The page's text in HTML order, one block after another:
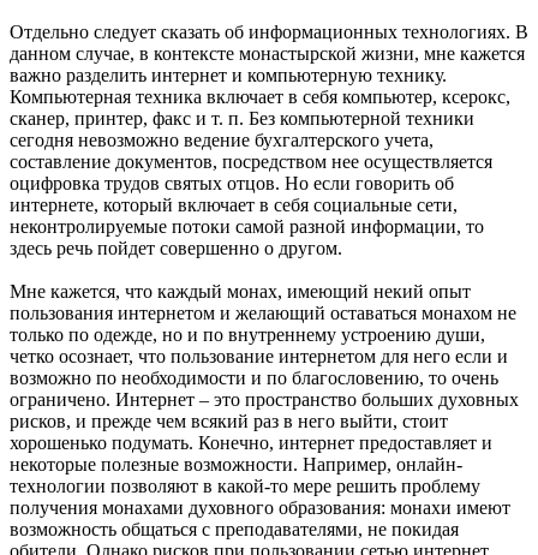
Отдельно следует сказать об информационных технологиях. В
данном случае, в контексте монастырской жизни, мне кажется
важно разделить интернет и компьютерную технику.
Компьютерная техника включает в себя компьютер, ксерокс,
сканер, принтер, факс и т. п. Без компьютерной техники
сегодня невозможно ведение бухгалтерского учета,
составление документов, посредством нее осуществляется
оцифровка трудов святых отцов. Но если говорить об
интернете, который включает в себя социальные сети,
неконтролируемые потоки самой разной информации, то
здесь речь пойдет совершенно о другом.
Мне кажется, что каждый монах, имеющий некий опыт
пользования интернетом и желающий оставаться монахом не
только по одежде, но и по внутреннему устроению души,
четко осознает, что пользование интернетом для него если и
возможно по необходимости и по благословению, то очень
ограничено. Интернет – это пространство больших духовных
рисков, и прежде чем всякий раз в него выйти, стоит
хорошенько подумать. Конечно, интернет предоставляет и
некоторые полезные возможности. Например, онлайн-
технологии позволяют в какой-то мере решить проблему
получения монахами духовного образования: монахи имеют
возможность общаться с преподавателями, не покидая
обители. Однако рисков при пользовании сетью интернет